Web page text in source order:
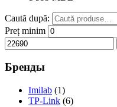
Caută după:
Preț minim
Бренды
Imilab (1)
TP-Link (6)